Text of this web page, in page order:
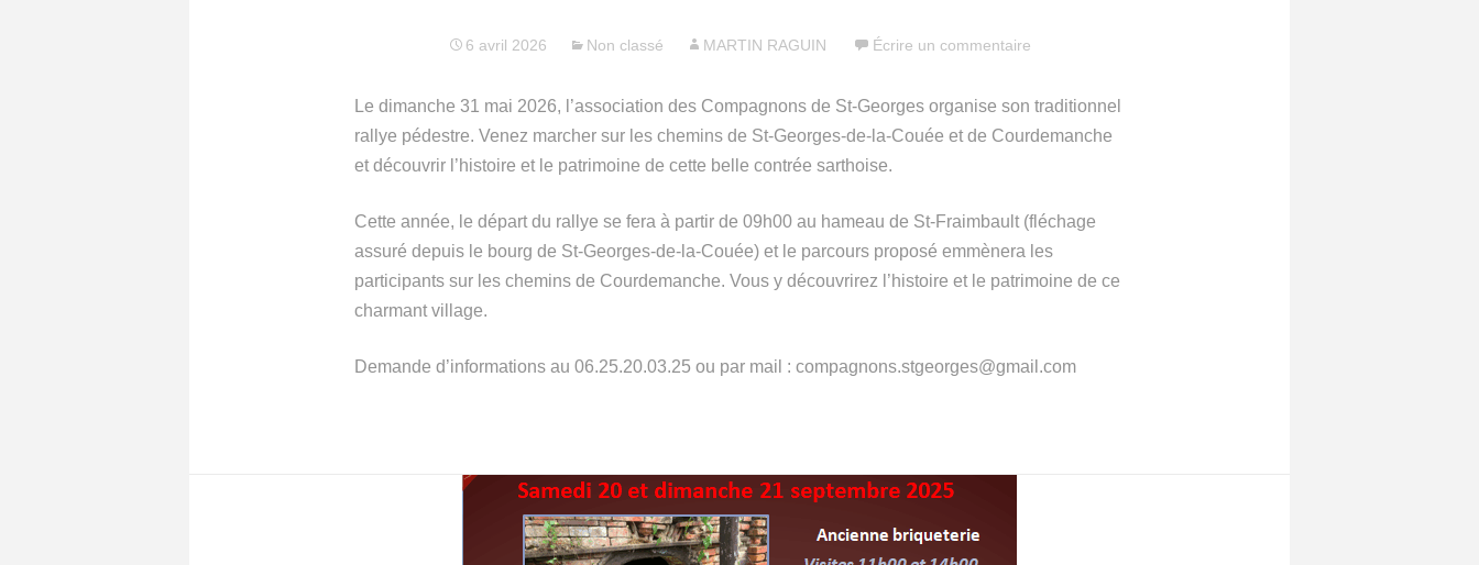
6 avril 2026 Non classé MARTIN RAGUIN Écrire un commentaire
Le dimanche 31 mai 2026, l’association des Compagnons de St-Georges organise son traditionnel
rallye pédestre. Venez marcher sur les chemins de St-Georges-de-la-Couée et de Courdemanche
et découvrir l’histoire et le patrimoine de cette belle contrée sarthoise.
Cette année, le départ du rallye se fera à partir de 09h00 au hameau de St-Fraimbault (fléchage
assuré depuis le bourg de St-Georges-de-la-Couée) et le parcours proposé emmènera les
participants sur les chemins de Courdemanche. Vous y découvrirez l’histoire et le patrimoine de ce
charmant village.
Demande d’informations au 06.25.20.03.25 ou par mail : compagnons.stgeorges@gmail.com